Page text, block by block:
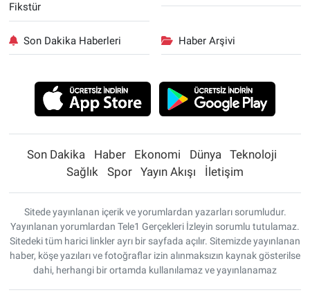
Fikstür
Son Dakika Haberleri Haber Arşivi
Son Dakika Haber Ekonomi Dünya
Teknoloji
Sağlık
Spor Yayın Akışı İletişim
Sitede yayınlanan içerik ve yorumlardan yazarları sorumludur.
Yayınlanan yorumlardan Tele1 Gerçekleri İzleyin sorumlu tutulamaz.
Sitedeki tüm harici linkler ayrı bir sayfada açılır. Sitemizde yayınlanan
haber, köşe yazıları ve fotoğraflar izin alınmaksızın kaynak gösterilse
dahi, herhangi bir ortamda kullanılamaz ve yayınlanamaz